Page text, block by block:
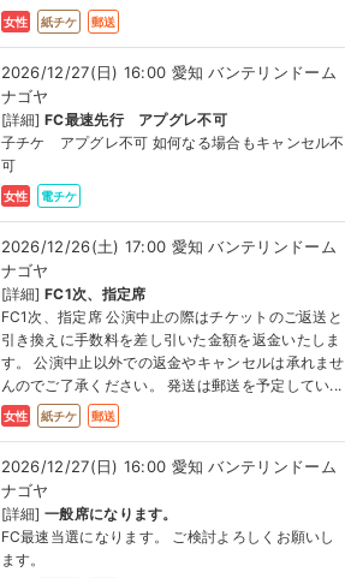
女性 紙チケ 郵送
2026/12/27(日) 16:00 愛知 バンテリンドーム
ナゴヤ
[詳細]FC最速先行 アプグレ不可
子チケ アプグレ不可 如何なる場合もキャンセル不
可
女性 電チケ
2026/12/26(土) 17:00 愛知 バンテリンドーム
ナゴヤ
[詳細]FC1次、指定席
FC1次、指定席 公演中止の際はチケットのご返送と
引き換えに手数料を差し引いた金額を返金いたしま
す。 公演中止以外での返金やキャンセルは承れませ
んのでご了承ください。 発送は郵送を予定してい...
女性 紙チケ 郵送
2026/12/27(日) 16:00 愛知 バンテリンドーム
ナゴヤ
[詳細]一般席になります。
FC最速当選になります。 ご検討よろしくお願いし
ます。